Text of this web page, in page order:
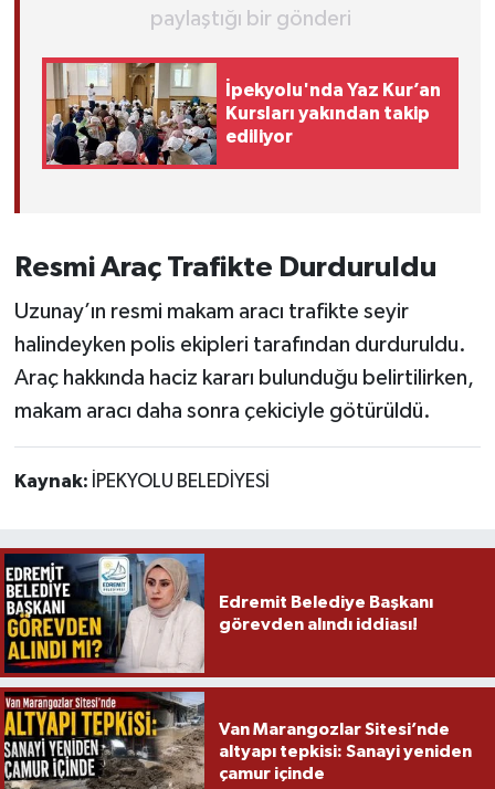
paylaştığı bir gönderi
İpekyolu'nda Yaz Kur’an
Kursları yakından takip
ediliyor
Resmi Araç Trafikte Durduruldu
Uzunay’ın resmi makam aracı trafikte seyir
halindeyken polis ekipleri tarafından durduruldu.
Araç hakkında haciz kararı bulunduğu belirtilirken,
makam aracı daha sonra çekiciyle götürüldü.
Kaynak: İPEKYOLU BELEDİYESİ
Edremit Belediye Başkanı
görevden alındı iddiası!
Van Marangozlar Sitesi’nde
altyapı tepkisi: Sanayi yeniden
çamur içinde